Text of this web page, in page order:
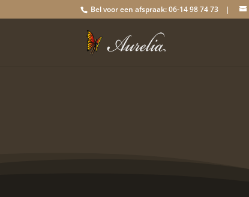
Bel voor een afspraak: 06-14 98 74 73 |